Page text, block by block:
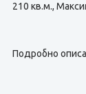
210 кв.м.,
Подробно